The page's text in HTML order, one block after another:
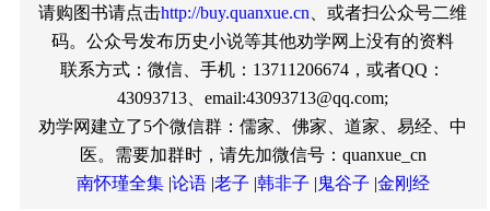
请购图书请点击http://buy.quanxue.cn 、或者扫公众号二维
码。公众号发布历史小说等其他劝学网上没有的资料
联系方式：微信、手机：13711206674，或者QQ：
43093713、email:43093713@qq.com;
劝学网建立了5个微信群：儒家、佛家、道家、易经、中
医。需要加群时，请先加微信号：quanxue_cn
南怀瑾全集|论语|老子 |韩非子 |鬼谷子 |金刚经